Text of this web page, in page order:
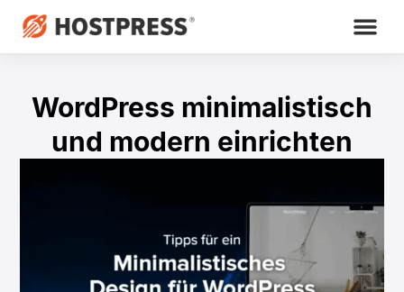
WordPress minimalistisch
und modern einrichten